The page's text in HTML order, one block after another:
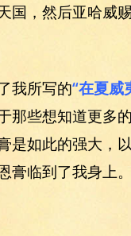
国，然后亚哈威
我所写的“在夏威
那些想知道更多
是如此的强大，
临到了我身上